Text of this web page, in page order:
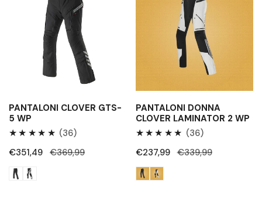
PANTALONI CLOVER GTS-
5 WP
(36)36
Recensioni
Prezzo
di
vendita
€351,49
Prezzo
regolare
€369,99
PANTALONI DONNA
CLOVER LAMINATOR 2 WP
(36)36
Recensioni
Prezzo
di
vendita
€237,99
Prezzo
regolare
€339,99